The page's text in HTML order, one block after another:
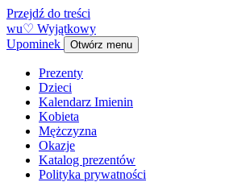
Przejdź do treści
wu♡ Wyjątkowy
Upominek
Otwórz menu
Prezenty
Dzieci
Kalendarz Imienin
Kobieta
Mężczyzna
Okazje
Katalog prezentów
Polityka prywatności